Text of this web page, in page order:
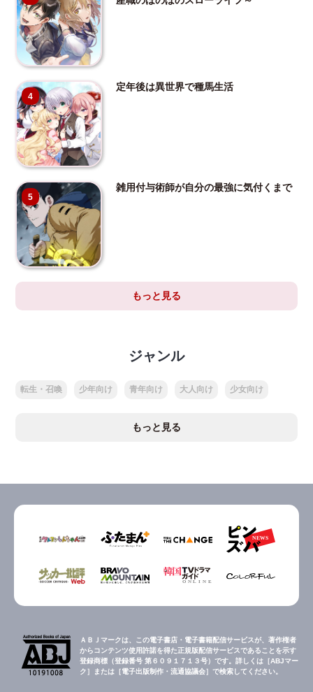
4
定年後は異世界で種馬生活
5
雑用付与術師が自分の最強に気付くまで
もっと見る
ジャンル
転生・召喚 少年向け 青年向け 大人向け 少女向け
もっと見る
ＡＢＪマークは、この電子書店・電子書籍配信サービスが、著作権者
からコンテンツ使用許諾を得た正規版配信サービスであることを示す
登録商標（登録番号 第６０９１７１３号）です。詳しくは［ABJマー
ク］または［電子出版制作・流通協議会］で検索してください。